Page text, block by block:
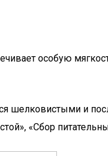
особую
шелковистыми и
«Сбор